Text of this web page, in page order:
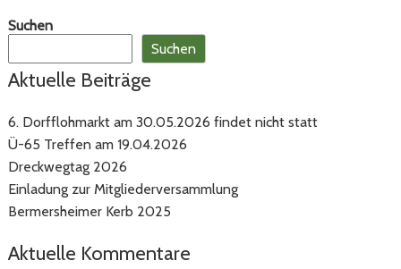
Suchen
Suchen
Aktuelle Beiträge
6. Dorfflohmarkt am 30.05.2026 findet nicht statt
Ü-65 Treffen am 19.04.2026
Dreckwegtag 2026
Einladung zur Mitgliederversammlung
Bermersheimer Kerb 2025
Aktuelle Kommentare